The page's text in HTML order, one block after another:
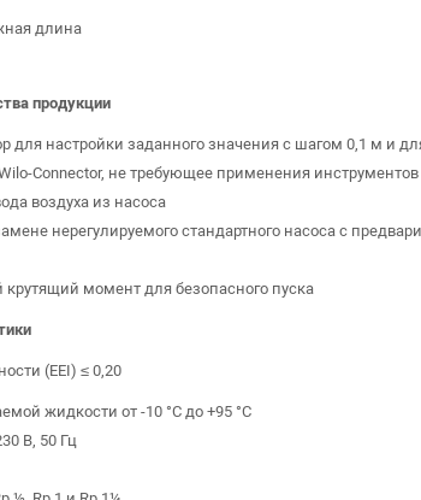
длина
продукции
для настройки заданного значения с шагом 0,1 м и
Connector, не требующее применения инструментов
воздуха из насоса
нерегулируемого стандартного насоса с
момент для безопасного пуска
(EEI) ≤ 0,20
жидкости от -10 °C до +95 °C
В, 50 Гц